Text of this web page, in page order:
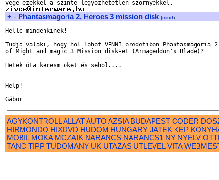
+ - Phantasmagoria 2, Heroes 3 mission disk (mind)
Hello mindenkinek!
Tudja valaki, hogy hol lehet VENNI eredetiben Phantasmagoria
of Might and magic 3 Mission disk-et (Armageddon's Blade)?
Hetek óta keresm oket és sehol....
Help!
AGYKONTROLLALLATAUTO AZSIA BUDAPEST CODER
HIRMONDO HIXDVD HUDOM HUNGARY JATEK KEP
MOBIL MOKA MOZAIK NARANCS NARANCS1 NY NYELV
TANC TIPP TUDOMANY UK UTAZAS UTLEVEL VITA